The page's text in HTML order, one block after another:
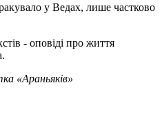
у Ведах, лише частково
- оповіді про життя
«Араньяків»